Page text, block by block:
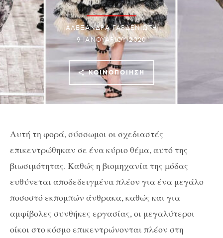
ΑΛΕΞΑΝΔΡΑ ΓΑΡΔΕΝΙΩΤΗ
9 ΙΑΝΟΥΑΡΊΟΥ 2020
ΚΟΙΝΟΠΟΊΗΣΗ
Αυτή τη φορά, σύσσωμοι οι σχεδιαστές
επικεντρώθηκαν σε ένα κύριο θέμα, αυτό της
βιωσιμότητας. Καθώς η βιομηχανία της μόδας
ευθύνεται αποδεδειγμένα πλέον για ένα μεγάλο
ποσοστό εκπομπών άνθρακα, καθώς και για
αμφίβολες συνθήκες εργασίας, οι μεγαλύτεροι
οίκοι στο κόσμο επικεντρώνονται πλέον στη